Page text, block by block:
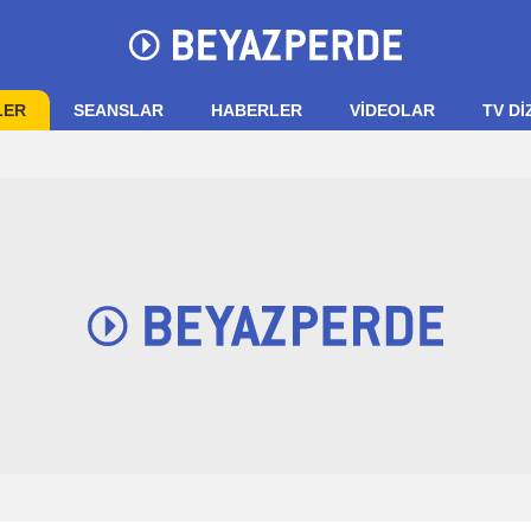
SEANSLAR HABERLER VIDEOLAR TV